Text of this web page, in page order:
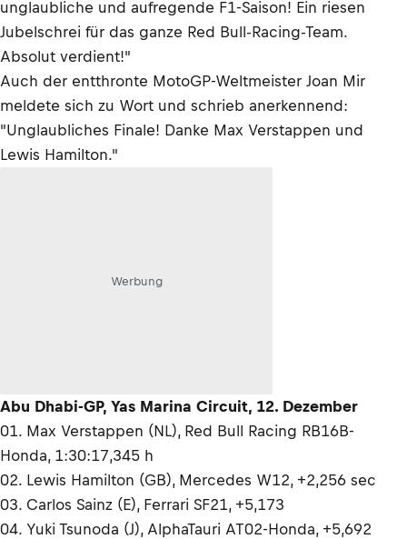
unglaubliche und aufregende F1-Saison! Ein riesen
Jubelschrei für das ganze Red Bull-Racing-Team.
Absolut verdient!"
Auch der entthronte MotoGP-Weltmeister Joan Mir
meldete sich zu Wort und schrieb anerkennend:
"Unglaubliches Finale! Danke Max Verstappen und
Lewis Hamilton."
Werbung
Abu Dhabi-GP, Yas Marina Circuit, 12. Dezember
01. Max Verstappen (NL), Red Bull Racing RB16B-
Honda, 1:30:17,345 h
02. Lewis Hamilton (GB), Mercedes W12, +2,256 sec
03. Carlos Sainz (E), Ferrari SF21, +5,173
04. Yuki Tsunoda (J), AlphaTauri AT02-Honda, +5,692